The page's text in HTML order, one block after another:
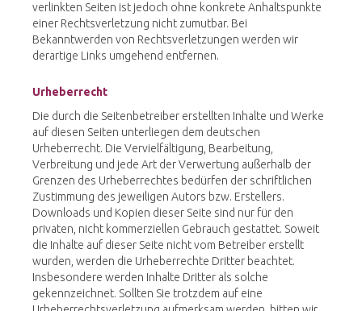
verlinkten Seiten ist jedoch ohne konkrete Anhaltspunkte
einer Rechtsverletzung nicht zumutbar. Bei
Bekanntwerden von Rechtsverletzungen werden wir
derartige Links umgehend entfernen.
Urheberrecht
Die durch die Seitenbetreiber erstellten Inhalte und Werke
auf diesen Seiten unterliegen dem deutschen
Urheberrecht. Die Vervielfältigung, Bearbeitung,
Verbreitung und jede Art der Verwertung außerhalb der
Grenzen des Urheberrechtes bedürfen der schriftlichen
Zustimmung des jeweiligen Autors bzw. Erstellers.
Downloads und Kopien dieser Seite sind nur für den
privaten, nicht kommerziellen Gebrauch gestattet. Soweit
die Inhalte auf dieser Seite nicht vom Betreiber erstellt
wurden, werden die Urheberrechte Dritter beachtet.
Insbesondere werden Inhalte Dritter als solche
gekennzeichnet. Sollten Sie trotzdem auf eine